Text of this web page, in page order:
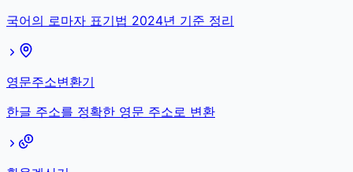
국어의 로마자 표기법 2024년 기준 정리
영문주소변환기
한글 주소를 정확한 영문 주소로 변환